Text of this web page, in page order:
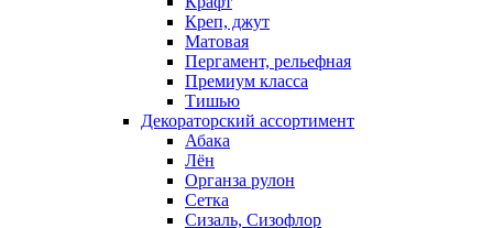
Креп, джут
Матовая
Пергамент, рельефная
Премиум класса
Тишью
Декораторский ассортимент
Абака
Лён
Органза рулон
Сетка
Сизаль, Сизофлор